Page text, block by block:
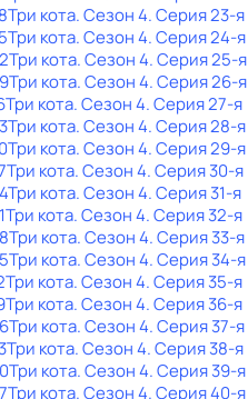
Три кота. Сезон 4. Серия 23-я
Три кота. Сезон 4. Серия 24-я
Три кота. Сезон 4. Серия 25-я
Три кота. Сезон 4. Серия 26-я
Три кота. Сезон 4. Серия 27-я
Три кота. Сезон 4. Серия 28-я
Три кота. Сезон 4. Серия 29-я
Три кота. Сезон 4. Серия 30-я
Три кота. Сезон 4. Серия 31-я
Три кота. Сезон 4. Серия 32-я
Три кота. Сезон 4. Серия 33-я
Три кота. Сезон 4. Серия 34-я
Три кота. Сезон 4. Серия 35-я
Три кота. Сезон 4. Серия 36-я
Три кота. Сезон 4. Серия 37-я
Три кота. Сезон 4. Серия 38-я
Три кота. Сезон 4. Серия 39-я
Три кота. Сезон 4. Серия 40-я